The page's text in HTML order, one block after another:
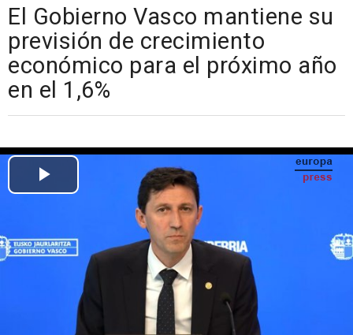
El Gobierno Vasco mantiene su
previsión de crecimiento
económico para el próximo año
en el 1,6%